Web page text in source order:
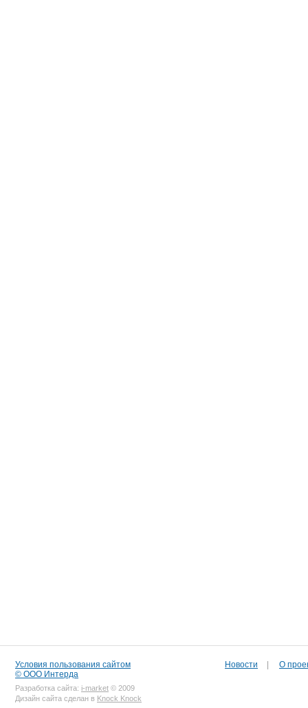
Условия пользования сайтом
© ООО Интерда
Разработка сайта: i-market © 2009
Дизайн сайта сделан в Knock Knock
Новости О